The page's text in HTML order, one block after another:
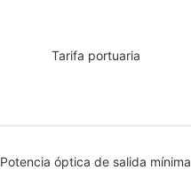
Tarifa portuaria
Potencia óptica de salida mínima